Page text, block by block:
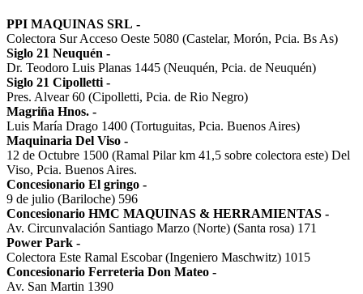
PPI MAQUINAS SRL -
Colectora Sur Acceso Oeste 5080 (Castelar, Morón, Pcia. Bs As)
Siglo 21 Neuquén -
Dr. Teodoro Luis Planas 1445 (Neuquén, Pcia. de Neuquén)
Siglo 21 Cipolletti -
Pres. Alvear 60 (Cipolletti, Pcia. de Rio Negro)
Magriña Hnos. -
Luis María Drago 1400 (Tortuguitas, Pcia. Buenos Aires)
Maquinaria Del Viso -
12 de Octubre 1500 (Ramal Pilar km 41,5 sobre colectora este) Del
Viso, Pcia. Buenos Aires.
Concesionario El gringo -
9 de julio (Bariloche) 596
Concesionario HMC MAQUINAS & HERRAMIENTAS -
Av. Circunvalación Santiago Marzo (Norte) (Santa rosa) 171
Power Park -
Colectora Este Ramal Escobar (Ingeniero Maschwitz) 1015
Concesionario Ferreteria Don Mateo -
Av. San Martin 1390